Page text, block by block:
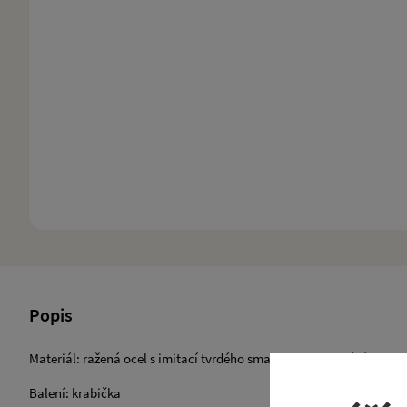
Popis
Materiál: ražená ocel s imitací tvrdého smaltu a poniklováním
Balení: krabička